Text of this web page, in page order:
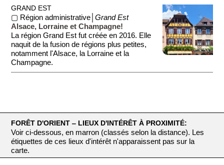
GRAND EST
▢ Région administrative│Grand Est
Alsace, Lorraine et Champagne!
La région Grand Est fut créée en 2016. Elle
naquit de la fusion de régions plus petites,
notamment l'Alsace, la Lorraine et la
Champagne.
FORÊT D'ORIENT ‒ LIEUX D'INTÉRÊT À PROXIMITÉ:
Voir ci-dessous, en marron (classés selon la distance). Les
étiquettes de ces lieux d'intérêt n'apparaissent pas sur la
carte.